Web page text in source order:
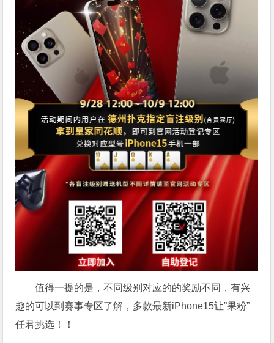
值得一提的是，不同级别对应的的奖励不同，有兴
趣的可以到赛事专区了解，多款最新iPhone15让”果粉”
任君挑选！！